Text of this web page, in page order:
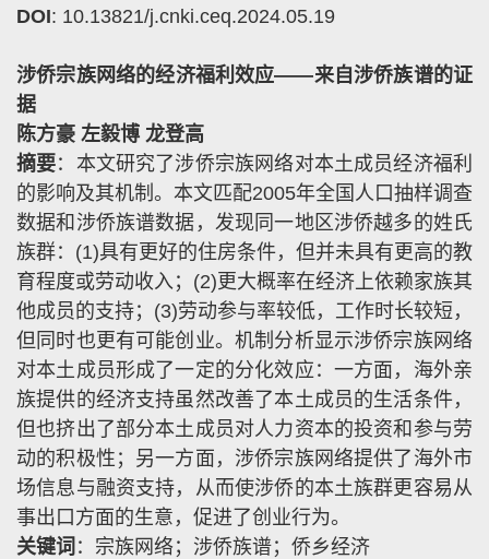
DOI: 10.13821/j.cnki.ceq.2024.05.19
涉侨宗族网络的经济福利效应——来自涉侨族谱的证
据
陈方豪 左毅博 龙登高
摘要：本文研究了涉侨宗族网络对本土成员经济福利
的影响及其机制。本文匹配2005年全国人口抽样调查
数据和涉侨族谱数据，发现同一地区涉侨越多的姓氏
族群： (1)具有更好的住房条件，但并未具有更高的教
育程度或劳动收入； (2)更大概率在经济上依赖家族其
他成员的支持； (3)劳动参与率较低，工作时长较短，
但同时也更有可能创业。机制分析显示涉侨宗族网络
对本土成员形成了一定的分化效应：一方面，海外亲
族提供的经济支持虽然改善了本土成员的生活条件，
但也挤出了部分本土成员对人力资本的投资和参与劳
动的积极性；另一方面，涉侨宗族网络提供了海外市
场信息与融资支持，从而使涉侨的本土族群更容易从
事出口方面的生意，促进了创业行为。
关键词 ：宗族网络；涉侨族谱；侨乡经济